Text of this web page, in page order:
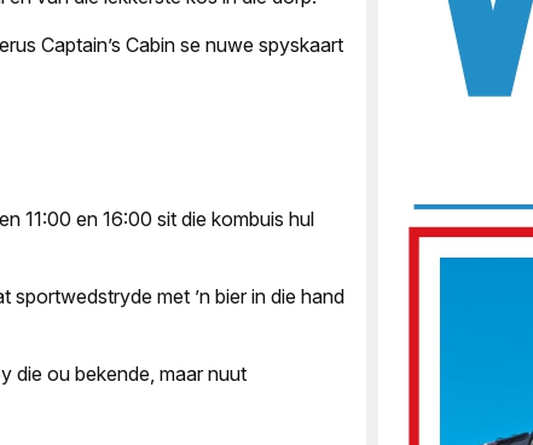
Captain’s Cabin se nuwe spyskaart
11:00 en 16:00 sit die kombuis hul
sportwedstryde met ’n bier in die hand
die ou bekende, maar nuut